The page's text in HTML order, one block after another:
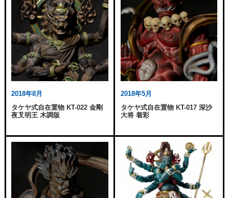
2018年8月
タケヤ式自在置物 KT-022 金剛
夜叉明王 木調版
2018年5月
タケヤ式自在置物 KT-017 深沙
大将 着彩